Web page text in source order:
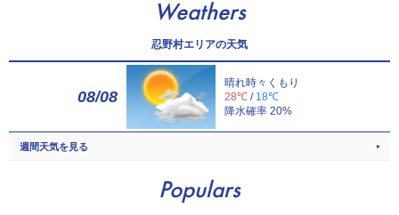
Weathers
忍野村エリアの天気
08/08
晴れ時々くもり
28℃ / 18℃
降水確率 20%
週間天気を見る
Populars